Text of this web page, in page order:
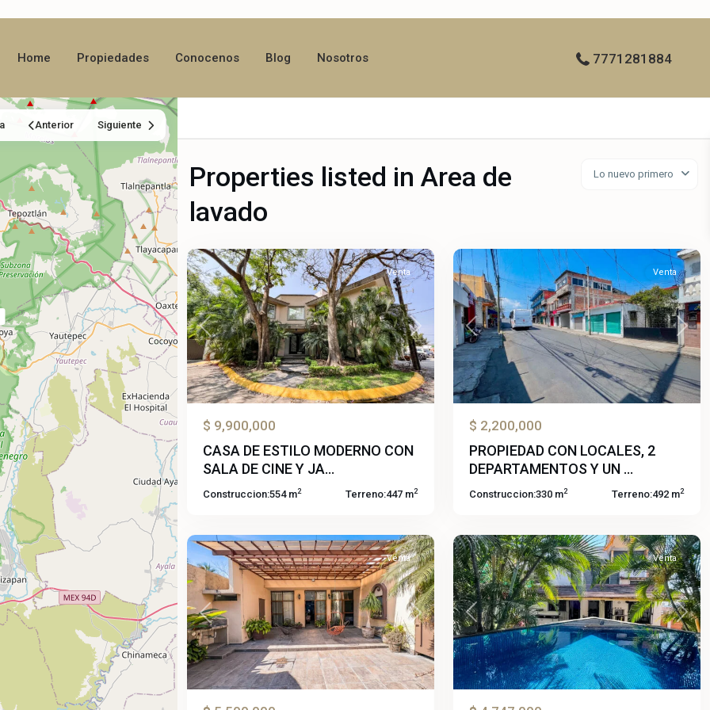
Home Propiedades Conocenos Blog Nosotros 7771281884
Anterior Siguiente
Lo nuevo primero
Properties listed in Area de
lavado
Palmira
Previous Next
Venta
$ 9,900,000
CASA DE ESTILO MODERNO CON
SALA DE CINE Y JA...
Construccion:554 m2 Terreno:447 m2
Previous Next
Venta
$ 2,200,000
PROPIEDAD CON LOCALES, 2
DEPARTAMENTOS Y UN ...
Construccion:330 m2 Terreno:492 m2
55
Jojutla
De
Centro
Previous Next
Venta
Previous Next
Venta